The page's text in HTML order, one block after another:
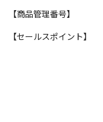
【商品管理番号】
【セールスポイント】